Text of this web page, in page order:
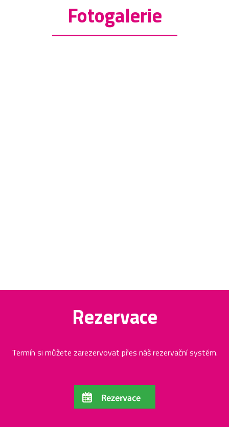
Fotogalerie
Rezervace
Termín si můžete zarezervovat přes náš rezervační systém.